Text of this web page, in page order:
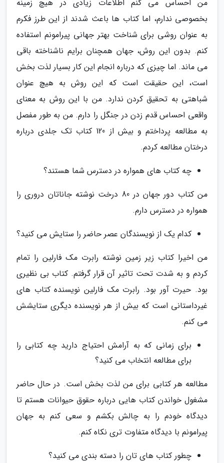
من احساس می کنم اطلاعات زیادی در هیچ زمینه
بخصوصی ندارم، اما کتاب ها باعث شدند از این طرز فکرم
به عنوان روشی برای شناخت بهتر جهانی پیرامونم استفاده
کنم. بدون این روش، جهان همچنان برایم ناشناخته باقی
می ماند. اما چیزی که درباره انجام این کار بسیار لذت بخش
است، این حقیقت است که این روش به هیچ عنوان
شباهتی به تحقیق کردن ندارد. من با این روش به معنای
واقعی احساس قدم زدن در جنگل را دارم. من به طور مفصل
به مطالعه پرداختم و بیش از 120 کتاب تک جلدی درباره
درختان مطالعه کردم.
چه کتاب های همواره در دسترس شما هستند؟
من کتاب دور جهان در 80 درخت نوشته جاناتان دروری را
همواره در دسترس دارم.
کدام یک از نویسندگان عصر حاضر را ستایش می کنید؟
من اخیرا کتاب زیر زمین نوشته رابرت مک فارلین را تمام
کردم و به شدت تحت تاثیر آن قرار گرفتم. کتاب بی نظیری
بود. حیرت آور بود. رابرت مک فارلین نویسنده کتاب های
غیرداستانی است که بیش از هر نویسنده دیگری ستایشش
می کنم.
برای زمانی که به آرامش احتیاج دارید چه کتابی را
برای مطالعه انتخاب می کنید؟
مطالعه هر کتابی برای من لذت بخش است. در حال حاضر
مشغول خواندن کتاب هایی درباره حقوق حیوانات هستم تا
دیدگاه خودم را به چالش بکشم و سعی کنم به جهان
پیرامونم با دیدگاه متفاوت تری نکاه کنم.
چطور کتاب های تان را دسته بندی می کنید؟